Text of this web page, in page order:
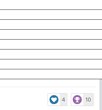
4 10